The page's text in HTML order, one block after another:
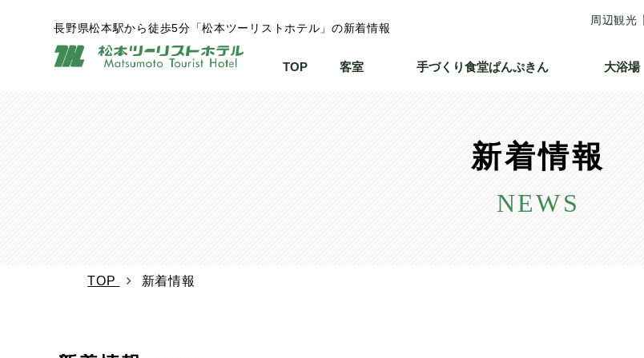
長野県松本駅から徒歩5分「松本ツーリストホテル」の新着情報
周辺観光
TOP 客室 手づくり食堂ぱんぷきん 大浴場
新着情報
NEWS
TOP 新着情報